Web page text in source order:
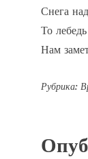
Снега
То
Нам
Рубрика: